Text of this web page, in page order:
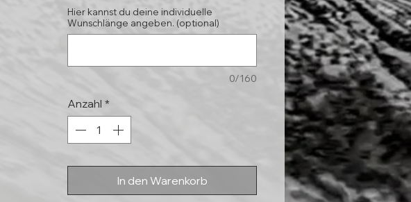
Hier kannst du deine individuelle
Wunschlänge angeben. (optional)
0/160
Anzahl *
In den Warenkorb